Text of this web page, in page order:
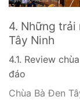
4. Những
Tây Ninh
4.1. Review
đáo
Chùa Bà Đen